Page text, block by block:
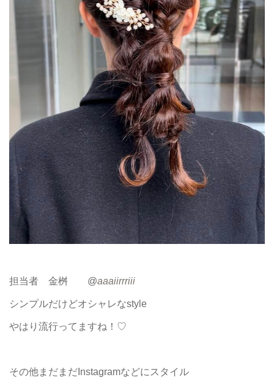
担当者 金桝 @aaaiirrriii
シンプルだけどオシャレなstyle
やはり流行ってますね！♡
その他まだまだInstagramなどにスタイル